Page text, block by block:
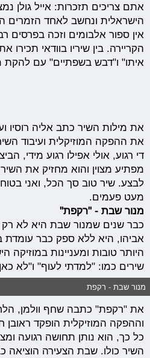
אתם צריכים תזכרות: אייל גולן
הישראלית ונחשב לאחד הזמרים
אין ספור אלבומים וזכה בפרסים
הקריירה. בין שיריו בוודאי תכירו
איתו" ו"דבש בשפתיים" עם להקת
את מילות השיר כתב אליה רוסיו
את ההפקה המוזיקלית ועיבוד
די רגוע, אולי אפילו רגוע מידי,
מפתיע מצוין והוא מחזיק את
לבצע. שיר טוב סך הכל, ואני
מעט פעמים.
מנור שבת - "רקפת"
כבר שנים שמנור שבת היא לא
אביהו, היא ללא ספק כבר
היותר טובות ומעניינות במוזיקה
שירים כמו: "למדתי לעוף" ו"לא
מנור שבת - רקפת
את "רקפת" כתבה שחף וולמן,
וההפקה המוזיקלית הופקד ראובן
כל כך, הוא נותן תחושה רגועה
השיר כולו. שבת הצעירה הוציאה